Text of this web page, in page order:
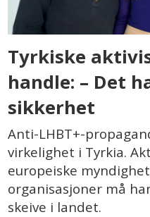
Tyrkiske
handle: – Det
sikkerhet
Anti-LHBT+-
virkelighet i Tyrkia.
europeiske
organisasjoner må
skeive i landet.